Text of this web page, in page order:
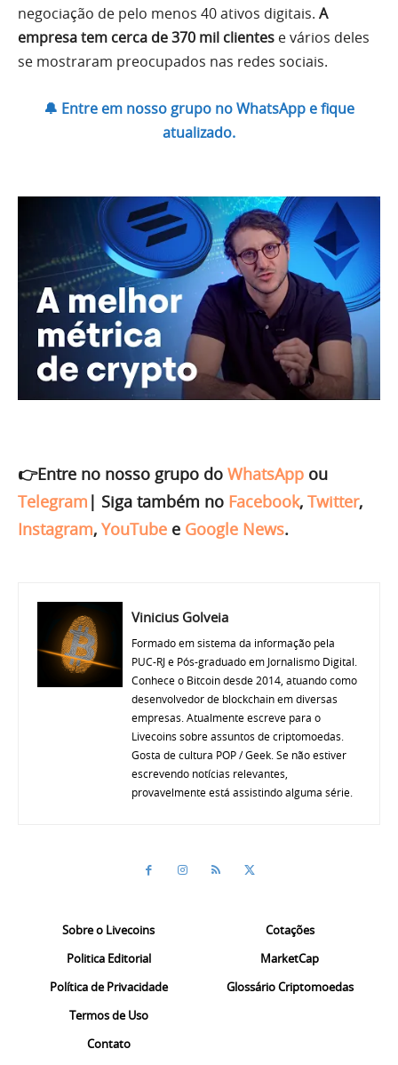
negociação de pelo menos 40 ativos digitais. A
empresa tem cerca de 370 mil clientes e vários deles
se mostraram preocupados nas redes sociais.
🔔 Entre em nosso grupo no WhatsApp e fique
atualizado.
👉Entre no nosso grupo do WhatsApp ou
Telegram | Siga também no Facebook, Twitter,
Instagram, YouTube e Google News.
Vinicius Golveia
Formado em sistema da informação pela
PUC-RJ e Pós-graduado em Jornalismo Digital.
Conhece o Bitcoin desde 2014, atuando como
desenvolvedor de blockchain em diversas
empresas. Atualmente escreve para o
Livecoins sobre assuntos de criptomoedas.
Gosta de cultura POP / Geek. Se não estiver
escrevendo notícias relevantes,
provavelmente está assistindo alguma série.
Sobre o Livecoins
Politica Editorial
Política de Privacidade
Termos de Uso
Contato
Cotações
MarketCap
Glossário Criptomoedas